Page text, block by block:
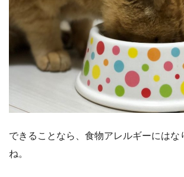
できることなら、食物アレルギーにはな
ね。